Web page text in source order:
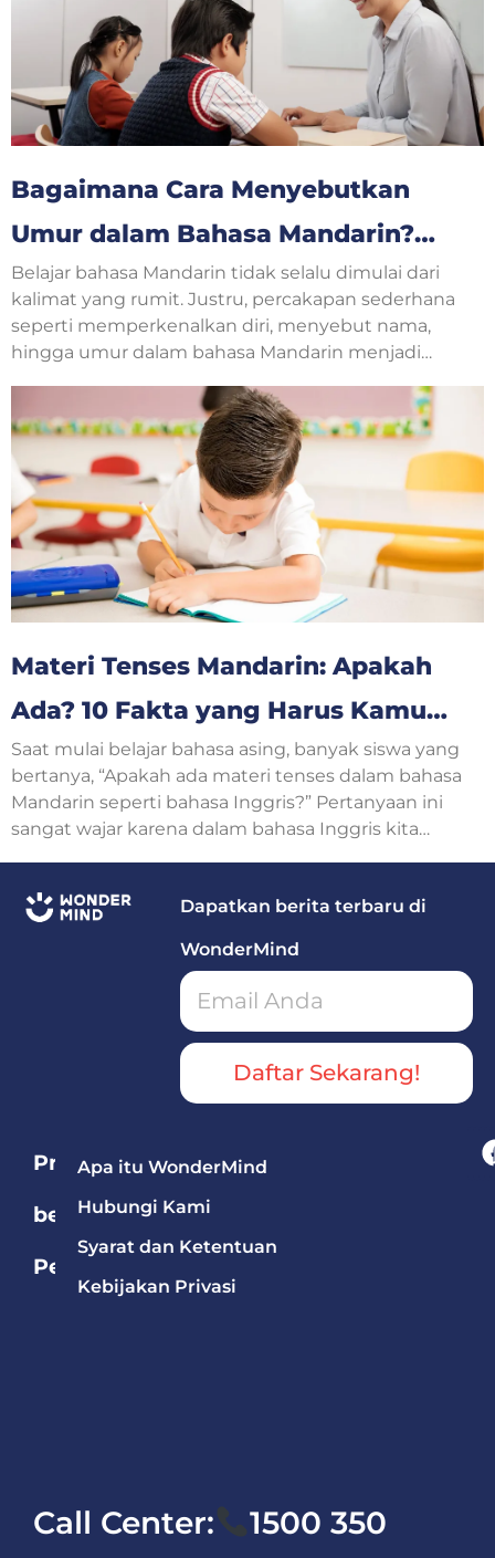
Bagaimana Cara Menyebutkan
Umur dalam Bahasa Mandarin?
Yuk, Belajar Bersama!
Belajar bahasa Mandarin tidak selalu dimulai dari
kalimat yang rumit. Justru, percakapan sederhana
seperti memperkenalkan diri, menyebut nama,
hingga umur dalam bahasa Mandarin menjadi
berkenalan dengan teman baru, guru, atau
mengikuti kelas bahasa Mandarin, pertanyaan
tentang usia sering muncul dalam percakapan
sehari-hari.
Materi Tenses Mandarin: Apakah
Ada? 10 Fakta yang Harus Kamu
Ketahui
Saat mulai belajar bahasa asing, banyak siswa yang
bertanya, “Apakah ada materi tenses dalam bahasa
Mandarin seperti bahasa Inggris?” Pertanyaan ini
sangat wajar karena dalam bahasa Inggris kita
Dapatkan berita terbaru di
WonderMind
Daftar Sekarang!
Program
berdasarkan
Pelajaran
Apa itu WonderMind
Hubungi Kami
Syarat dan Ketentuan
Kebijakan Privasi
Call Center: 1500 350